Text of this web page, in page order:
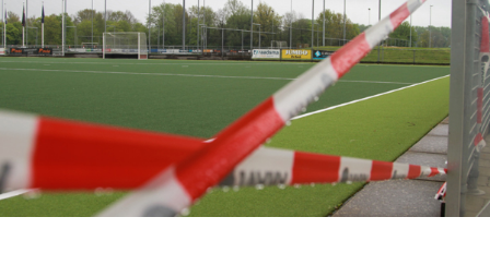
Geven aan Sport
Sportonderzoek
Officials
Veilige en integere sport
Diversiteit en inclusie
Gezonde sportomgeving
Duurzaamheid
Paralympische Talentdag
TeamNL Academie Kalender
Kennisaanbod TeamNL Experts
TeamNL Sport Science Centre
Pers